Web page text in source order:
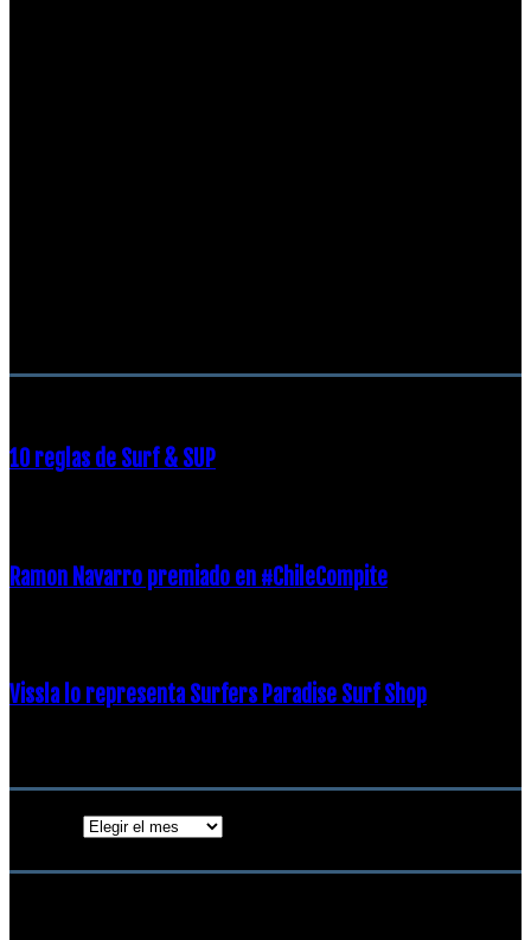
10 reglas de Surf & SUP
Ramon Navarro premiado en #ChileCompite
Vissla lo representa Surfers Paradise Surf Shop